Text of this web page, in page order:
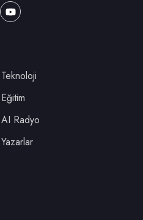
Teknoloji
Eğitim
AI Radyo
Yazarlar